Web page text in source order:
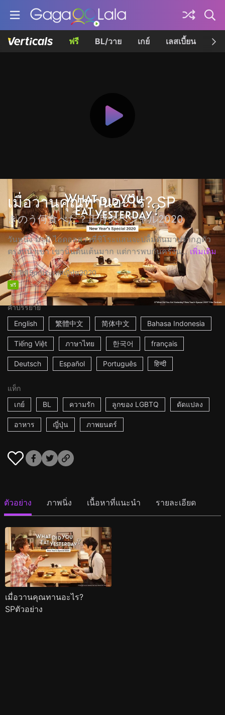
ฟรี BL/วาย เกย์ เลสเบี้ยน เค
เมื่อวานคุณทานอะไร? SP
きのう何食べた？正月スペシャル2020
วันหนึ่ง มามิ ไอดอลสาวที่ชิโระแสนจะปลื้มดันมาปรากฏตัว
ตรงหน้าเขา เขานั้นตื่นเต้นมาก แต่การพบกันครั้งน... เพิ่มเติม
1h15mประเทศญี่ปุ่น2020
ฟรี
คำบรรยาย
English
繁體中文 简体中文 Bahasa Indonesia
Tiếng Việt ภาษาไทย 한국어 français
Deutsch Español Português हिन्दी
แท็ก
เกย์
BL ความรัก ลูกของ LGBTQ ดัดแปลง
อาหาร ญี่ปุ่น ภาพยนตร์
ตัวอย่าง ภาพนิ่ง เนื้อหาที่แนะนำ รายละเอียด
เมื่อวานคุณทานอะไร?
SPตัวอย่าง